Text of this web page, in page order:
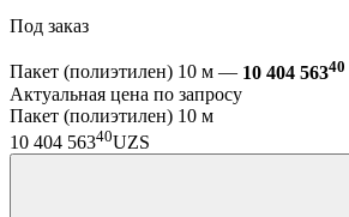
Под заказ
Пакет (полиэтилен) 10 м — 10 404 56340
Актуальная цена по запросу
Пакет (полиэтилен) 10 м
10 404 56340UZS